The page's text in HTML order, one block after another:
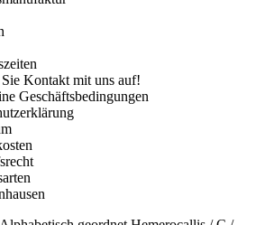
Kontakt mit uns auf!
Geschäftsbedingungen